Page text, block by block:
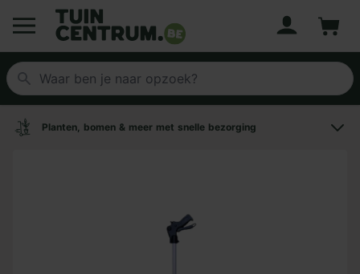
Logo Tuincentrum.be
Planten, bomen & meer met snelle bezorging